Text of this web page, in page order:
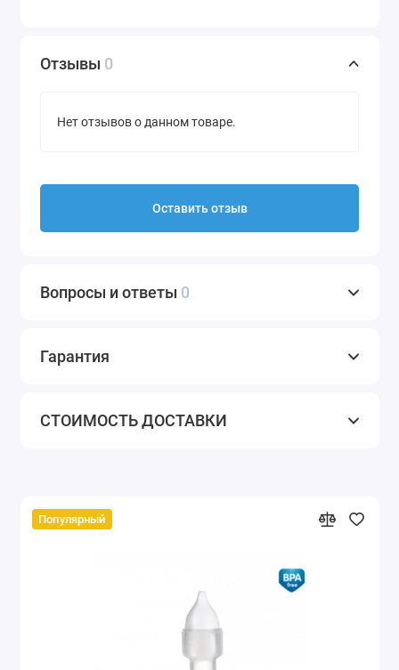
Отзывы 0
Нет отзывов о данном товаре.
Оставить отзыв
Вопросы и ответы 0
Гарантия
СТОИМОСТЬ ДОСТАВКИ
Популярный